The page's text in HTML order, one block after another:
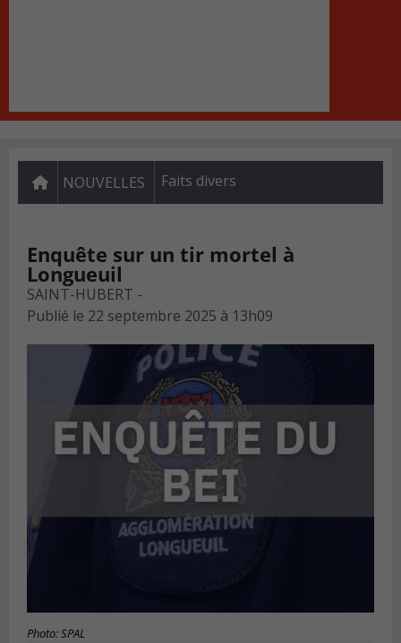
NOUVELLES Faits divers
Enquête sur un tir mortel à
Longueuil
SAINT-HUBERT -
Publié le 22 septembre 2025 à 13h09
Photo: SPAL